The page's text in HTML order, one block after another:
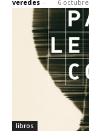
veredes - 6
libros